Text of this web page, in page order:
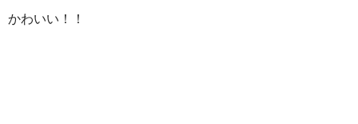
かわいい！！